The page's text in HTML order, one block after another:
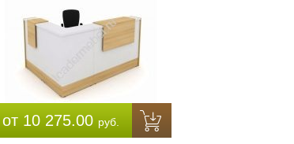
от 10 275.00 руб.